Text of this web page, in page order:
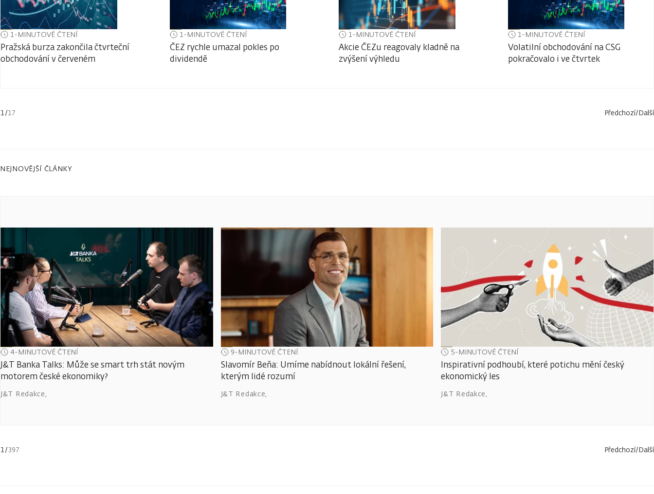
1-MINUTOVÉ ČTENÍ
Pražská burza zakončila čtvrteční
obchodování v červeném
1-MINUTOVÉ ČTENÍ
ČEZ rychle umazal pokles po
dividendě
1-MINUTOVÉ ČTENÍ
Akcie ČEZu reagovaly kladně na
zvýšení výhledu
1-MINUTOVÉ ČTENÍ
Volatilní obchodování na CSG
pokračovalo i ve čtvrtek
1 /17 Předchozí/Další
NEJNOVĚJŠÍ ČLÁNKY
4-MINUTOVÉ ČTENÍ
J&T Banka Talks: Může se smart trh stát novým
motorem české ekonomiky?
J&T Redakce,
9-MINUTOVÉ ČTENÍ
Slavomír Beňa: Umíme nabídnout lokální řešení,
kterým lidé rozumí
J&T Redakce,
5-MINUTOVÉ ČTENÍ
Inspirativní podhoubí, které potichu mění český
ekonomický les
J&T Redakce,
1/397 Předchozí/Další